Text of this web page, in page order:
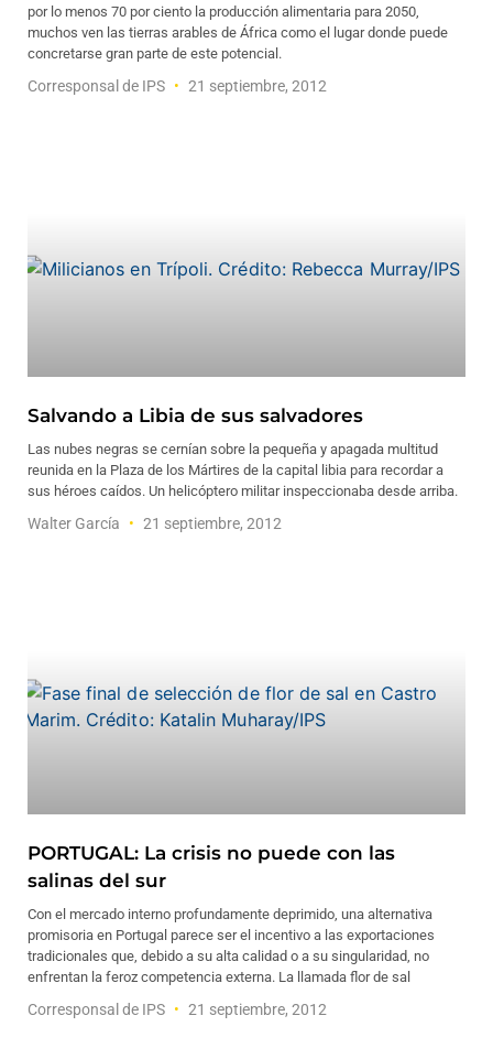
por lo menos 70 por ciento la producción alimentaria para 2050,
muchos ven las tierras arables de África como el lugar donde puede
concretarse gran parte de este potencial.
Corresponsal de IPS 21 septiembre, 2012
Salvando a Libia de sus salvadores
Las nubes negras se cernían sobre la pequeña y apagada multitud
reunida en la Plaza de los Mártires de la capital libia para recordar a
sus héroes caídos. Un helicóptero militar inspeccionaba desde arriba.
Walter García 21 septiembre, 2012
PORTUGAL: La crisis no puede con las
salinas del sur
Con el mercado interno profundamente deprimido, una alternativa
promisoria en Portugal parece ser el incentivo a las exportaciones
tradicionales que, debido a su alta calidad o a su singularidad, no
enfrentan la feroz competencia externa. La llamada flor de sal
Corresponsal de IPS 21 septiembre, 2012